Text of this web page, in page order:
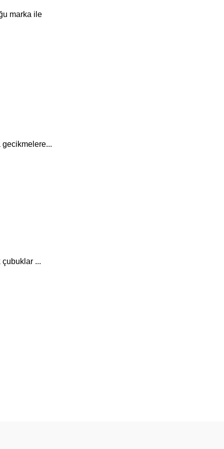
marka ile
çubuklar ...